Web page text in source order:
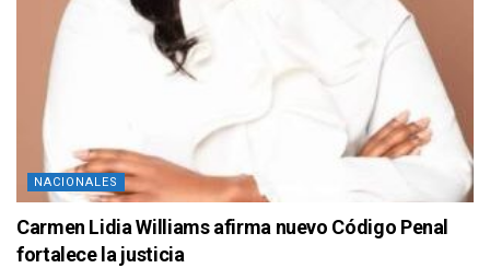
NACIONALES
Carmen Lidia Williams afirma nuevo Código Penal
fortalece la justicia